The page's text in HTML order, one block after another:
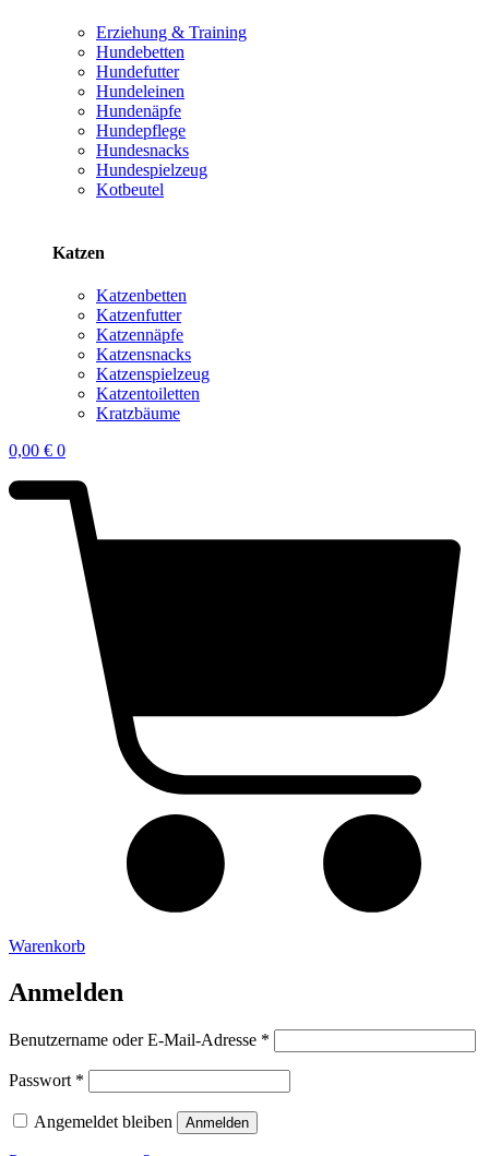
Erziehung & Training
Hundebetten
Hundefutter
Hundeleinen
Hundenäpfe
Hundepflege
Hundesnacks
Hundespielzeug
Kotbeutel
Katzen
Katzenbetten
Katzenfutter
Katzennäpfe
Katzensnacks
Katzenspielzeug
Katzentoiletten
Kratzbäume
0,00 € 0
Warenkorb
Anmelden
Benutzername oder E-Mail-Adresse *
Passwort *
Angemeldet bleiben Anmelden